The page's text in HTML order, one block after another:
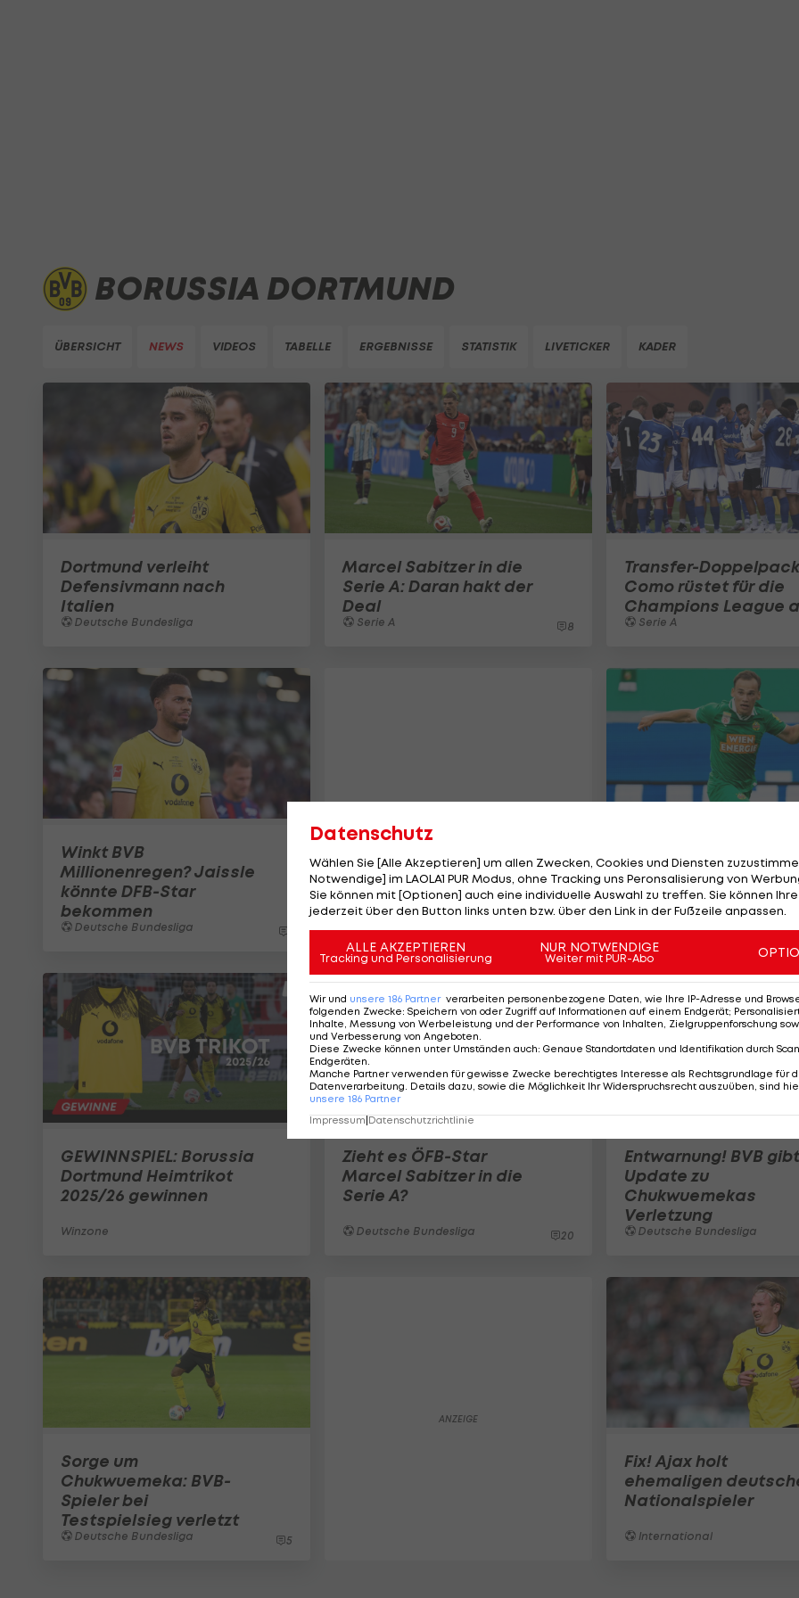
BORUSSIA DORTMUND
ÜBERSICHT NEWS VIDEOS TABELLE ERGEBNISSE STATISTIK LIVETICKER KADER
Dortmund verleiht
Defensivmann nach
Italien
Deutsche Bundesliga
Marcel Sabitzer in die
Serie A: Daran hakt der
Deal
Serie A 8
Transfer-
Como rüstet für die
Champions League
Serie A
Winkt BVB
Millionenregen? Jaissle
könnte DFB-Star
bekommen
Deutsche Bundesliga
Verlässt Wurmbrand
den SK Rapid?
GEWINNSPIEL: Borussia
Dortmund Heimtrikot
2025/26 gewinnen
Winzone
Zieht es ÖFB-Star
Marcel Sabitzer in die
Serie A?
Deutsche Bundesliga 20
Entwarnung! BVB gibt
Update zu
Chukwuemekas
Verletzung
Deutsche Bundesliga
Sorge um
Chukwuemeka: BVB-
Spieler bei
Testspielsieg verletzt
Deutsche Bundesliga 5
Fix! Ajax holt
ehemaligen
Nationalspieler
International
Datenschutz
Wählen Sie [Alle Akzeptieren] um allen Zwecken, Cookies und Diensten
Notwendige] im LAOLA1 PUR Modus, ohne Tracking uns Peronsalisierung von
Sie können mit [Optionen] auch eine individuelle Auswahl zu treffen. Sie können
jederzeit über den Button links unten bzw. über den Link in der Fußzeile anpassen.
ALLE AKZEPTIEREN
Tracking und Personalisierung
NUR NOTWENDIGE
Weiter mit PUR-Abo
Wir und unsere 186 Partner verarbeiten personenbezogene Daten, wie Ihre IP-Adresse und
folgenden Zwecke: Speichern von oder Zugriff auf Informationen auf einem Endgerät;
Inhalte, Messung von Werbeleistung und der Performance von Inhalten, Zielgruppenforschung
und Verbesserung von Angeboten.
Diese Zwecke können unter Umständen auch: Genaue Standortdaten und Identifikation durch
Endgeräten.
Manche Partner verwenden für gewisse Zwecke berechtigtes Interesse als Rechtsgrundlage für
Datenverarbeitung. Details dazu, sowie die Möglichkeit Ihr Widerspruchsrecht auszuüben, sind
unsere 186 Partner
Impressum Datenschutzrichtlinie